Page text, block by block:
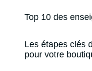
Top 10 des
Les étapes clés
pour votre